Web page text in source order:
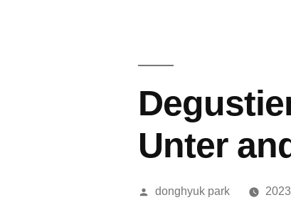
Unter
올
donghyuk park